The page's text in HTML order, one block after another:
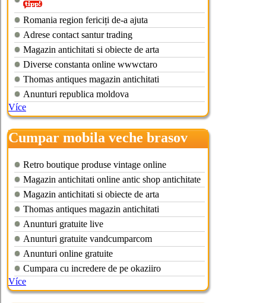
Romania region fericiți de-a ajuta
Adrese contact santur trading
Magazin antichitati si obiecte de arta
Diverse constanta online wwwctaro
Thomas antiques magazin antichitati
Anunturi republica moldova
Více
Cumpar mobila veche brasov
Retro boutique produse vintage online
Magazin antichitati online antic shop antichitate
Magazin antichitati si obiecte de arta
Thomas antiques magazin antichitati
Anunturi gratuite live
Anunturi gratuite vandcumparcom
Anunturi online gratuite
Cumpara cu incredere de pe okaziiro
Více